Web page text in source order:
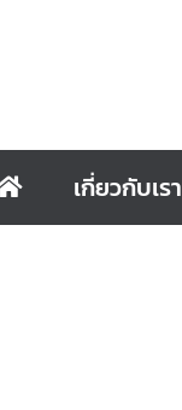
เกี่ยวกับเรา